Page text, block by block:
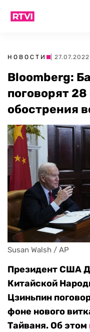
НОВОСТИ |
Bloomberg:
поговорят
обострения
Susan Walsh / AP
Президент США
Китайской
Цзиньпин
фоне нового
Тайваня. Об этом